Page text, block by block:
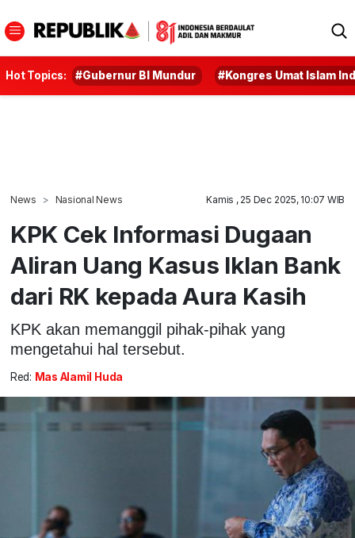
Hot Topics: #Gubernur BI Mundur #Kongres Umat Islam
News Nasional News Kamis , 25 Dec 2025, 10:07 WIB
KPK Cek Informasi Dugaan
Aliran Uang Kasus Iklan Bank
dari RK kepada Aura Kasih
KPK akan memanggil pihak-pihak yang
mengetahui hal tersebut.
Red: Mas Alamil Huda